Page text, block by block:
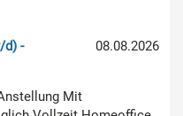
08.08.2026
d) -
Mit